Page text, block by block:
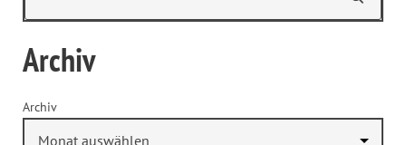
Archiv
Archiv